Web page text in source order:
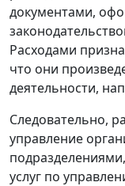
документами,
Расходами
что они
деятельности,
Следовательно,
управление
услуг по